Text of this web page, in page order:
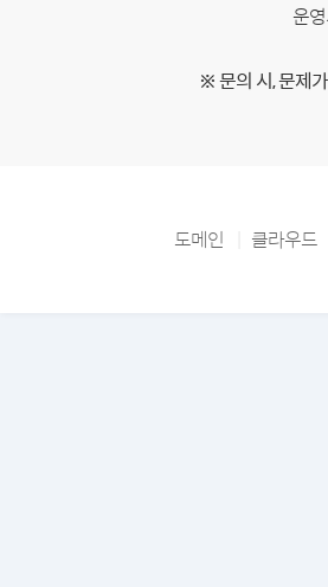
운
※ 문의 시, 문제
도메인 클라우드